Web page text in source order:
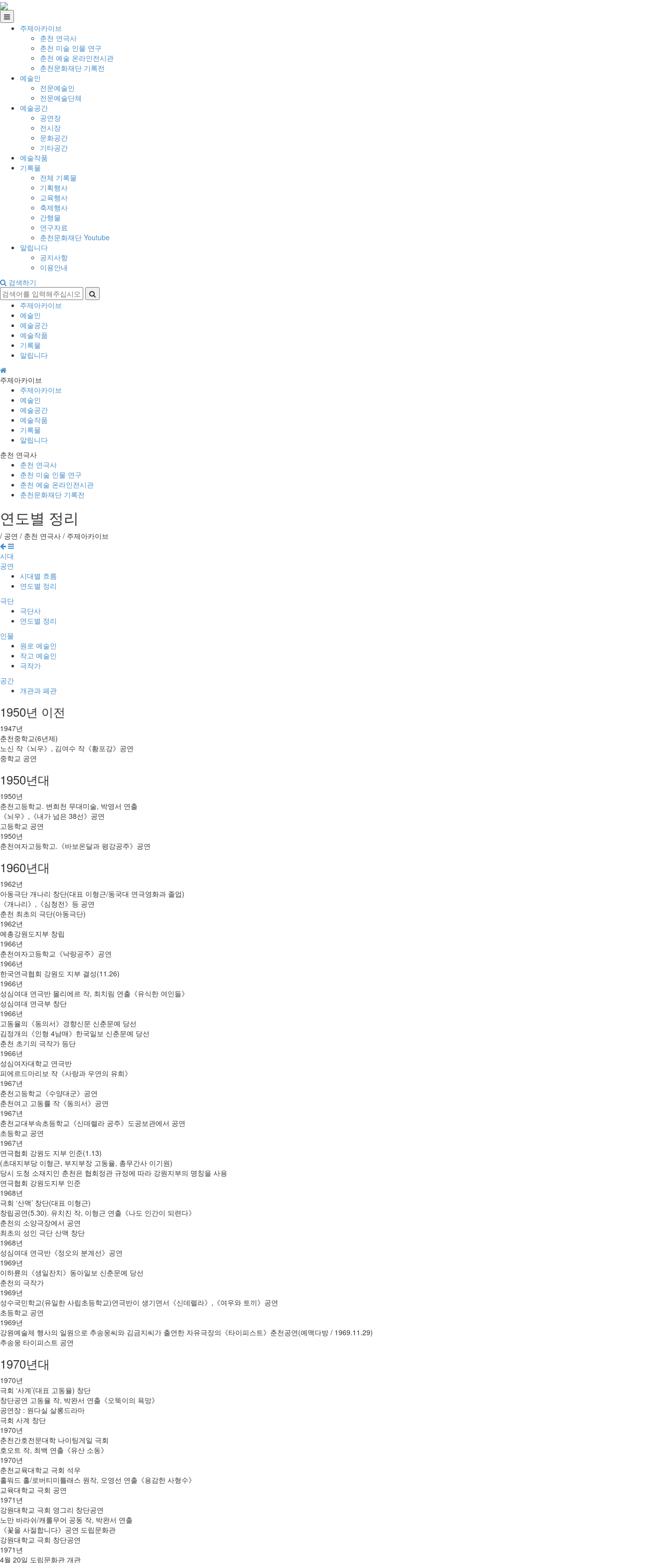
주제아카이브
춘천 연극사
춘천 미술 인물 연구
춘천 예술 온라인전시관
춘천문화재단 기록전
예술인
전문예술인
전문예술단체
예술공간
공연장
전시장
문화공간
기타공간
예술작품
기록물
전체 기록물
기획행사
교육행사
축제행사
간행물
연구자료
춘천문화재단 Youtube
알립니다
공지사항
이용안내
검색하기
주제아카이브
예술인
예술공간
예술작품
기록물
알립니다
주제아카이브
주제아카이브
예술인
예술공간
예술작품
기록물
알립니다
춘천 연극사
춘천 연극사
춘천 미술 인물 연구
춘천 예술 온라인전시관
춘천문화재단 기록전
연도별 정리
/ 공연 / 춘천 연극사 / 주제아카이브
시대
공연
시대별 흐름
연도별 정리
극단
극단사
연도별 정리
인물
원로 예술인
작고 예술인
극작가
공간
개관과 폐관
1950년 이전
1947년
춘천중학교(6년제)
노신 작《뇌우》, 김여수 작《황포강》공연
중학교 공연
1950년대
1950년
춘천고등학교. 변희천 무대미술, 박영서 연출
《뇌우》,《내가 넘은 38선》공연
고등학교 공연
1950년
춘천여자고등학고.《바보온달과 평강공주》공연
1960년대
1962년
아동극단 개나리 창단(대표 이형근/동국대 연극영화과 졸업)
《개나리》,《심청전》등 공연
춘천 최초의 극단(아동극단)
1962년
예총강원도지부 창립
1966년
춘천여자고등학교《낙랑공주》공연
1966년
한국연극협회 강원도 지부 결성(11.26)
1966년
성심여대 연극반 몰리에르 작, 최치림 연출《유식한 여인들》
성심여대 연극부 창단
1966년
고동율의《동의서》경향신문 신춘문예 당선
김정개의《인형 4남매》한국일보 신춘문예 당선
춘천 초기의 극작가 등단
1966년
성심여자대학교 연극반
피에르드마리보 작《사랑과 우연의 유희》
1967년
춘천고등학교《수양대군》공연
춘천여고 고동률 작《동의서》공연
1967년
춘천교대부속초등학교《신데렐라 공주》도공보관에서 공연
초등학교 공연
1967년
연극협회 강원도 지부 인준(1.13)
(초대지부당 이형근, 부지부장 고동율, 총무간사 이기원)
당시 도청 소재지인 춘천은 협회정관 규정에 따라 강원지부의 명칭을 사용
연극협회 강원도지부 인준
1968년
극회 ‘산맥’ 창단(대표 이형근)
창립공연(5.30). 유치진 작, 이형근 연출《나도 인간이 되련다》
춘천의 소양극장에서 공연
최초의 성인 극단 산맥 창단
1968년
성심여대 연극반《정오의 분계선》공연
1969년
이하륜의《생일잔치》동아일보 신춘문예 당선
춘천의 극작가
1969년
성수국민학교(유일한 사립초등학교)연극반이 생기면서《신데렐라》,《여우와 토끼》공연
초등학교 공연
1969년
강원예술제 행사의 일원으로 추송웅씨와 김금지씨가 출연한 자유극장의《타이피스트》춘천공연(예맥다방 / 1969.11.29)
추송웅 타이피스트 공연
1970년대
1970년
극회 ‘사계’(대표 고동율) 창단
창단공연 고동율 작, 박완서 연출《오뚝이의 욕망》
공연장 : 원다실 살롱드라마
극회 사계 창단
1970년
춘천간호전문대학 나이팅게일 극회
호오트 작, 최백 연출《유산 소동》
1970년
춘천교육대학교 극회 석우
홀워드 홀/로버티미틀래스 원작, 오영선 연출《용감한 사형수》
교육대학교 극회 공연
1971년
강원대학교 극회 영그리 창단공연
노만 바라쉬/캐롤무어 공동 작, 박완서 연출
《꽃을 사절합니다》공연 도립문화관
강원대학교 극회 창단공연
1971년
4월 20일 도립문화관 개관